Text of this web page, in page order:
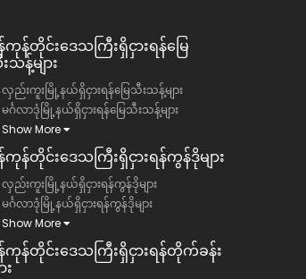
ကုန်တိုင်းဒေသကြီး​​ရှိငှားရန်မြေ
သန့်များ
လှည်းကူးမြို့နယ်ရှိငှားရန်မြေသီးသန့်များ
မင်္ဂလာဒုံမြို့နယ်ရှိငှားရန်မြေသီးသန့်များ
Show More
ကုန်တိုင်းဒေသကြီး​​ရှိငှားရန်ကွန်ဒိုများ
လှည်းကူးမြို့နယ်ရှိငှားရန်ကွန်ဒိုများ
မင်္ဂလာဒုံမြို့နယ်ရှိငှားရန်ကွန်ဒိုများ
Show More
ကုန်တိုင်းဒေသကြီး​​ရှိငှားရန်တိုက်ခန်း
း